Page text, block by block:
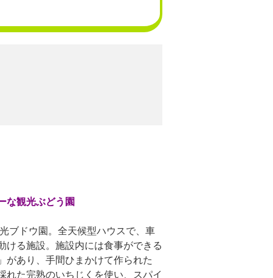
な観光ぶどう園
ブドウ園。全天候型ハウスで、車
ける施設。施設内には食事ができる
があり、手間ひまかけて作られた
れた完熟のいちじくを使い、スパイ